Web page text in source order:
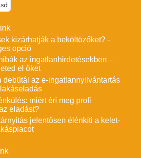
kizárhatják a beköltözőket? -
opció
az ingatlanhirdetésekben –
el őket
debütál az e-ingatlannyilvántartás
miért éri meg profi
eladást?
jelentősen élénkíti a kelet-